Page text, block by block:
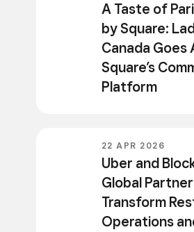
A Taste of
by Square:
Canada Goes
Square’s
Platform
22 APR 2026
Uber and
Global
Transform
Operations